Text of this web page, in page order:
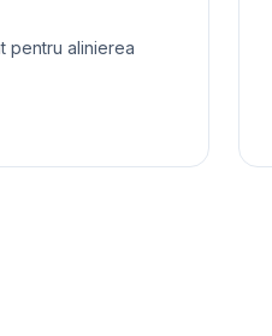
pentru alinierea